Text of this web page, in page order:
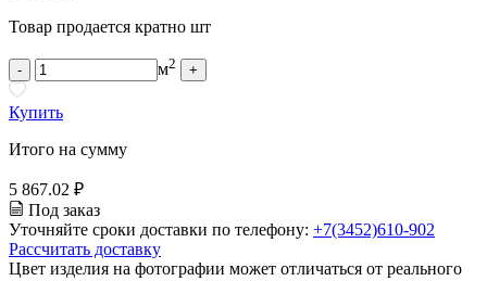
Товар продается кратно шт
- м2 +
Купить
Итого на сумму
5 867.02 ₽
Под заказ
Уточняйте сроки доставки по телефону: +7(3452)610-902
Рассчитать доставку
Цвет изделия на фотографии может отличаться от реального